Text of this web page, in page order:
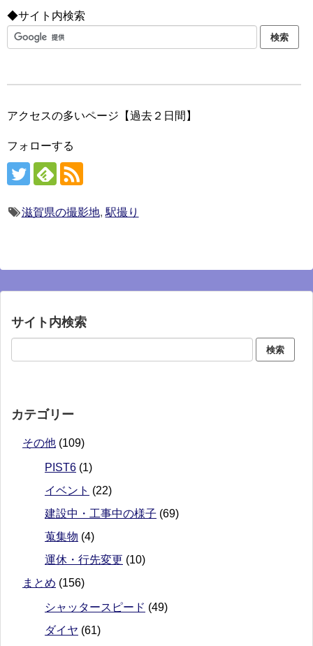
◆サイト内検索
アクセスの多いページ【過去２日間】
フォローする
滋賀県の撮影地, 駅撮り
サイト内検索
カテゴリー
その他 (109)
PIST6 (1)
イベント (22)
建設中・工事中の様子 (69)
蒐集物 (4)
運休・行先変更 (10)
まとめ (156)
シャッタースピード (49)
ダイヤ (61)